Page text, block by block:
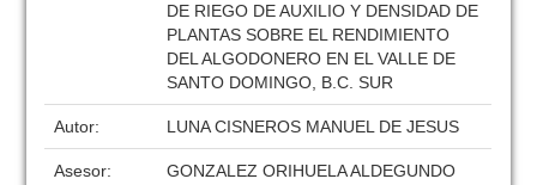
DE RIEGO DE AUXILIO Y DENSIDAD DE
PLANTAS SOBRE EL RENDIMIENTO
DEL ALGODONERO EN EL VALLE DE
SANTO DOMINGO, B.C. SUR
Autor: LUNA CISNEROS MANUEL DE JESUS
Asesor: GONZALEZ ORIHUELA ALDEGUNDO